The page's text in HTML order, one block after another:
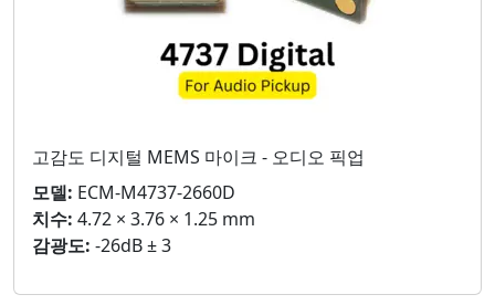
고감도 디지털 MEMS 마이크 - 오디오 픽업
모델: ECM-M4737-2660D
치수: 4.72 × 3.76 × 1.25 mm
감광도: -26dB ± 3